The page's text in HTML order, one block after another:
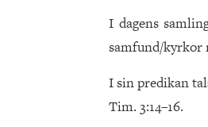
I dagens
samfund/kyrkor
I sin predikan
Tim. 3:14–16.